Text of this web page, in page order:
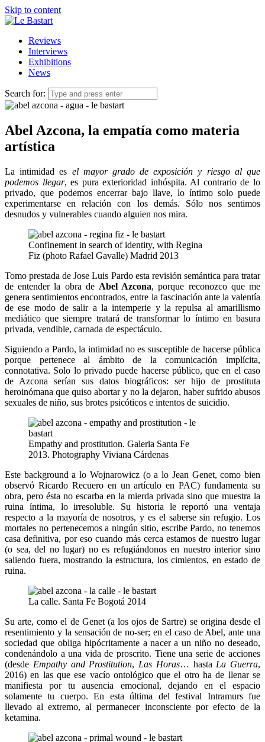
Skip to content
Reviews
Interviews
Exhibitions
News
Search for:
Abel Azcona, la empatía como materia
artística
La intimidad es el mayor grado de exposición y riesgo al que
podemos llegar, es pura exterioridad inhóspita. Al contrario de lo
privado, que podemos encerrar bajo llave, lo íntimo solo puede
experimentarse en relación con los demás. Sólo nos sentimos
desnudos y vulnerables cuando alguien nos mira.
Confinement in search of identity, with Regina
Fiz (photo Rafael Gavalle) Madrid 2013
Tomo prestada de Jose Luis Pardo esta revisión semántica para tratar
de entender la obra de Abel Azcona, porque reconozco que me
genera sentimientos encontrados, entre la fascinación ante la valentía
de ese modo de salir a la intemperie y la repulsa al amarillismo
mediático que siempre tratará de transformar lo íntimo en basura
privada, vendible, carnada de espectáculo.
Siguiendo a Pardo, la intimidad no es susceptible de hacerse pública
porque pertenece al ámbito de la comunicación implícita,
connotativa. Solo lo privado puede hacerse público, que en el caso
de Azcona serían sus datos biográficos: ser hijo de prostituta
heroinómana que quiso abortar y no la dejaron, haber sufrido abusos
sexuales de niño, sus brotes psicóticos e intentos de suicidio.
Empathy and prostitution. Galeria Santa Fe
2013. Photography Viviana Cárdenas
Este background a lo Wojnarowicz (o a lo Jean Genet, como bien
observó Ricardo Recuero en un artículo en PAC) fundamenta su
obra, pero ésta no escarba en la mierda privada sino que muestra la
ruina íntima, lo irresoluble. Su historia le reportó una ventaja
respecto a la mayoría de nosotros, y es el saberse sin refugio. Los
mortales no pertenecemos a ningún sitio, escribe Pardo, no tenemos
casa definitiva, por eso cuando más cerca estamos de nuestro lugar
(o sea, del no lugar) no es refugiándonos en nuestro interior sino
saliendo fuera, mostrando la estructura, los cimientos, en estado de
ruina.
La calle. Santa Fe Bogotá 2014
Su arte, como el de Genet (a los ojos de Sartre) se origina desde el
resentimiento y la sensación de no-ser; en el caso de Abel, ante una
sociedad que obliga hipócritamente a nacer a un niño no deseado,
condenándolo a una vida de proscrito. Tiene una serie de acciones
(desde Empathy and Prostitution, Las Horas… hasta La Guerra,
2016) en las que ese vacío ontológico que el otro ha de llenar se
manifiesta por tu ausencia emocional, dejando en el espacio
solamente tu cuerpo. En esta última del festival Intramurs fue
llevado al extremo, al permanecer inconsciente por efecto de la
ketamina.